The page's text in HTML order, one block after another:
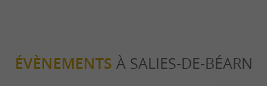
ÉVÈNEMENTS À SALIES-DE-BÉARN